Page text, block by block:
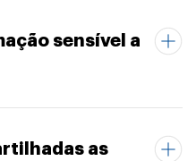
sensível a
as